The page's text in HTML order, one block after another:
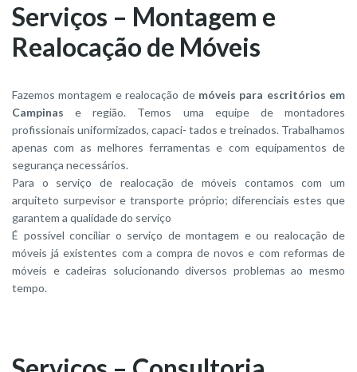
Serviços – Montagem e
Realocação de Móveis
Fazemos montagem e realocação de móveis para escritórios em
Campinas e região. Temos uma equipe de montadores
profissionais uniformizados, capaci- tados e treinados. Trabalhamos
apenas com as melhores ferramentas e com equipamentos de
segurança necessários.
Para o serviço de realocação de móveis contamos com um
arquiteto surpevisor e transporte próprio; diferenciais estes que
garantem a qualidade do serviço
É possível conciliar o serviço de montagem e ou realocação de
móveis já existentes com a compra de novos e com reformas de
móveis e cadeiras solucionando diversos problemas ao mesmo
tempo.